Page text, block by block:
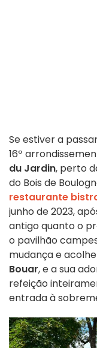
Se estiver a
16º
du Jardin, perto
do Bois de
restaurante
junho de 2023,
antigo quanto o
o pavilhão
mudança e
Bouar, e a sua
refeição
entrada à